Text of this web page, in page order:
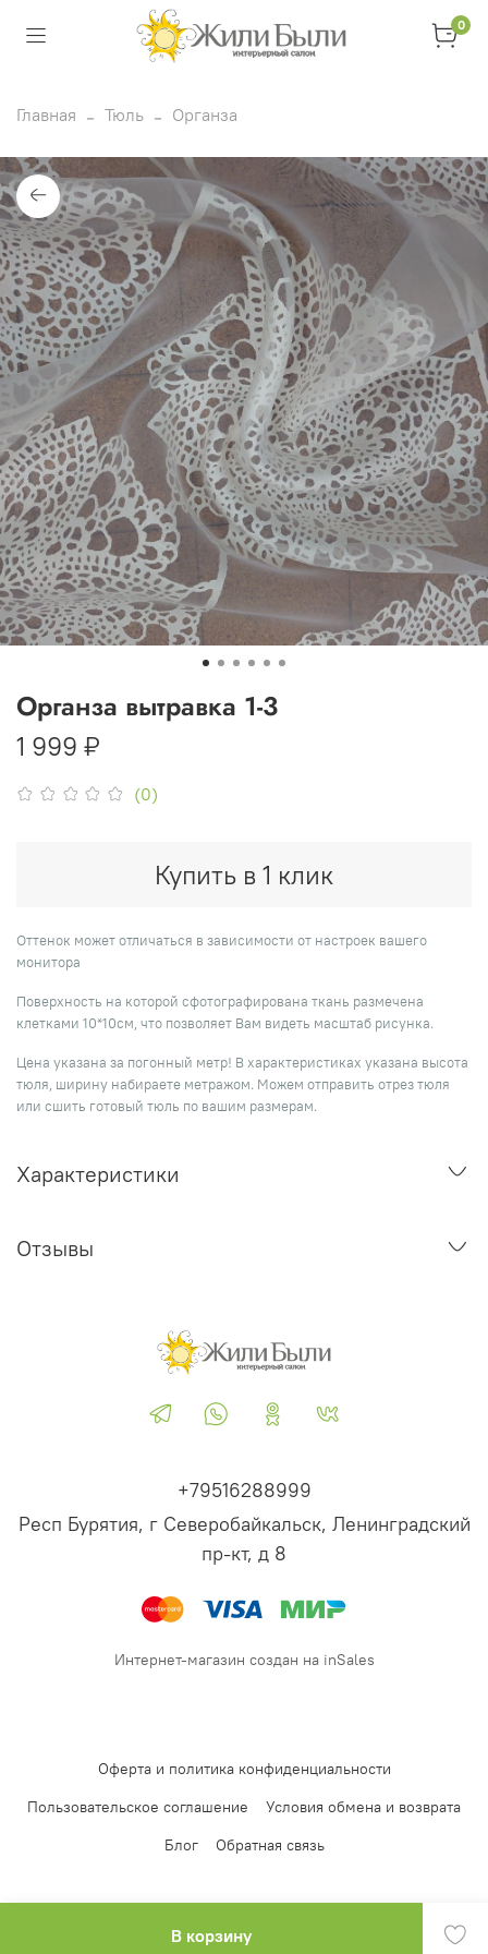
0
Главная Тюль Органза
(0)
Органза вытравка 1-3
1 999 ₽
В корзину
Купить в 1 клик
Оттенок может отличаться в зависимости от настроек вашего
монитора
Поверхность на которой сфотографирована ткань размечена
клетками 10*10см, что позволяет Вам видеть масштаб рисунка.
Цена указана за погонный метр! В характеристиках указана высота
тюля, ширину набираете метражом. Можем отправить отрез тюля
или сшить готовый тюль по вашим размерам.
Характеристики
Отзывы
+79516288999
Респ Бурятия, г Северобайкальск, Ленинградский
пр-кт, д 8
Интернет-магазин создан на inSales
Оферта и политика конфиденциальности
Пользовательское соглашение
Условия обмена и возврата
Блог
Обратная связь